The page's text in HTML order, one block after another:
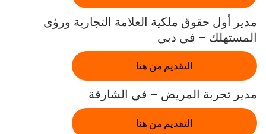
مدير أول حقوق ملكية العلامة التجارية ورؤى
المستهلك – في دبي
التقديم من هنا
مدير تجربة المريض – في الشارقة
التقديم من هنا